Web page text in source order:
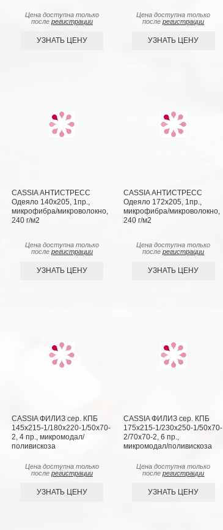
Цена доступна только
после регистрации
УЗНАТЬ ЦЕНУ
Цена доступна только
послерегистрации
УЗНАТЬ ЦЕНУ
CASSIA АНТИСТРЕСС
Одеяло 140х205, 1пр.,
микрофибра/микроволокно,
240 г/м2
Цена доступна только
после регистрации
УЗНАТЬ ЦЕНУ
CASSIA АНТИСТРЕСС
Одеяло 172х205, 1пр.,
микрофибра/микроволокно,
240 г/м2
Цена доступна только
послерегистрации
УЗНАТЬ ЦЕНУ
CASSIA ФИЛИЗ сер. КПБ
145х215-1/180х220-1/50х70-
2, 4 пр., микромодал/
поливискоза
Цена доступна только
после регистрации
УЗНАТЬ ЦЕНУ
CASSIA ФИЛИЗ сер. КПБ
175х215-1/230х250-1/50х70-
2/70х70-2, 6 пр.,
микромодал/поливискоза
Цена доступна только
послерегистрации
УЗНАТЬ ЦЕНУ